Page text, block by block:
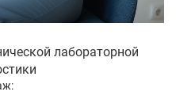
лабораторной